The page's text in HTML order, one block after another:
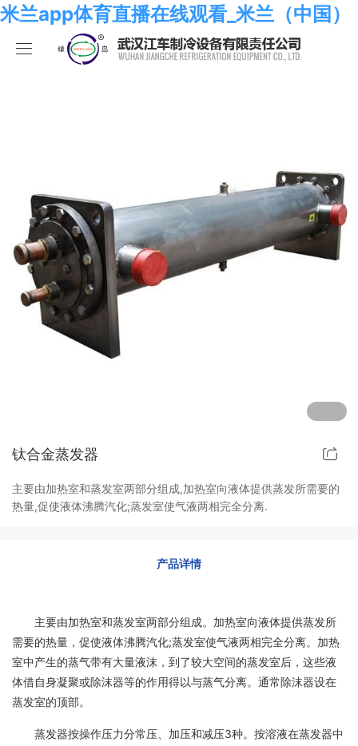
米兰app体育直播在线观看_米兰（中国）
米兰app体育直播在线观看_米兰（中国）
空调系列
冷冻系列
热泵系列
食品系列
米兰app体育直播在线观看_米兰（中国）
荣誉资质
发展历程
组织结构
样本手册
米兰app体育直播在线观看_米兰（中国）
米兰app体育直播在线观看_米兰（中国）
行业新闻
合作伙伴
人员招聘
业绩考核
员工发展
米兰app体育直播在线观看_米兰（中国）
在线留言
钛合金蒸发器
主要由加热室和蒸发室两部分组成,加热室向液体提供蒸发所需要的
热量,促使液体沸腾汽化;蒸发室使气液两相完全分离.
产品详情
主要由加热室和蒸发室两部分组成。加热室向液体提供蒸发所
需要的热量，促使液体沸腾汽化;蒸发室使气液两相完全分离。加热
室中产生的蒸气带有大量液沫，到了较大空间的蒸发室后，这些液
体借自身凝聚或除沫器等的作用得以与蒸气分离。通常除沫器设在
蒸发室的顶部。
蒸发器按操作压力分常压、加压和减压3种。按溶液在蒸发器中